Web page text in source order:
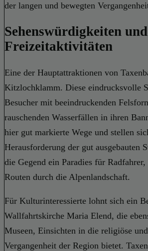
der langen und bewegten
Sehenswürdigkeiten und
Freizeitaktivitäten
Eine der Hauptattraktionen von
Kitzlochklamm. Diese eindrucksvolle
Besucher mit beeindruckenden
rauschenden Wasserfällen in ihren
hier gut markierte Wege und stellen
Herausforderung der gut ausgebauten
die Gegend ein Paradies für
Routen durch die Alpenlandschaft.
Für Kulturinteressierte lohnt sich ein
Wallfahrtskirche Maria Elend, die
Museen, Einsichten in die religiöse
Vergangenheit der Region bietet.